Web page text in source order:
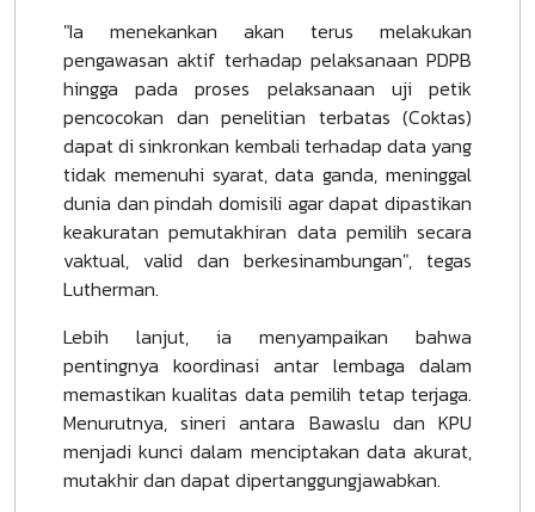
"Ia menekankan akan terus melakukan
pengawasan aktif terhadap pelaksanaan PDPB
hingga pada proses pelaksanaan uji petik
pencocokan dan penelitian terbatas (Coktas)
dapat di sinkronkan kembali terhadap data yang
tidak memenuhi syarat, data ganda, meninggal
dunia dan pindah domisili agar dapat dipastikan
keakuratan pemutakhiran data pemilih secara
vaktual, valid dan berkesinambungan", tegas
Lutherman.
Lebih lanjut, ia menyampaikan bahwa
pentingnya koordinasi antar lembaga dalam
memastikan kualitas data pemilih tetap terjaga.
Menurutnya, sineri antara Bawaslu dan KPU
menjadi kunci dalam menciptakan data akurat,
mutakhir dan dapat dipertanggungjawabkan.